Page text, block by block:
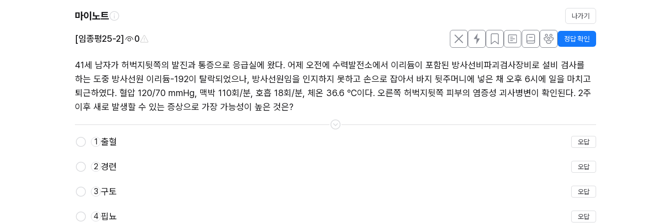
마이노트 나가기
[임종평25-2] 0 정답 확인
41세 남자가 허벅지뒷쪽의 발진과 통증으로 응급실에 왔다. 어제 오전에 수력발전소에서 이리듐이 포함된 방사선비파괴검사장비로 설비 검사를
하는 도중 방사선원 이리듐-192이 탈락되었으나, 방사선원임을 인지하지 못하고 손으로 잡아서 바지 뒷주머니에 넣은 채 오후 6시에 일을 마치고
퇴근하였다. 혈압 120/70 mmHg, 맥박 110회/분, 호흡 18회/분, 체온 36.6 ℃이다. 오른쪽 허벅지뒷쪽 피부의 염증성 괴사병변이 확인된다. 2주
이후 새로 발생할 수 있는 증상으로 가장 가능성이 높은 것은?
저장
1 출혈 오답
2 경련 오답
3 구토 오답
4 핍뇨 오답